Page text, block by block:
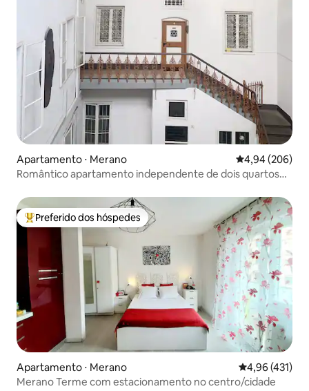
Apartamento ⋅ Merano 4,94 de uma
4,94 (206)
Romântico apartamento independente de dois quartos
Entre os melhores preferidos dos hóspedes
Preferido dos hóspedes
Apartamento ⋅ Merano 4,96 de uma
4,96 (431)
Merano Terme com estacionamento no centro/cidade